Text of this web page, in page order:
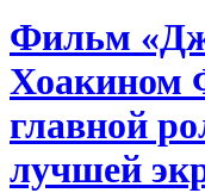
Фильм
Хоакином
главной
лучшей